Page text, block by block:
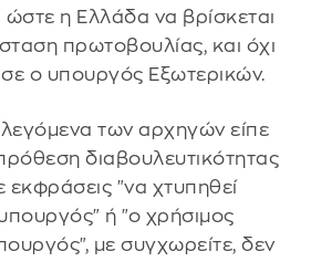
ώστε η Ελλάδα να βρίσκεται
πρωτοβουλίας, και όχι
ο υπουργός Εξωτερικών.
των αρχηγών είπε
διαβουλευτικότητας
εκφράσεις "να χτυπηθεί
ή "ο χρήσιμος
με συγχωρείτε, δεν